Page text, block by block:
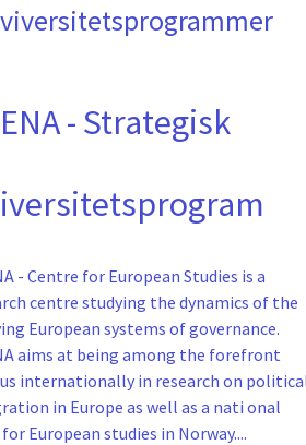
- Strategisk
- Centre for European Studies is a
centre studying the dynamics of the
European systems of governance.
aims at being among the forefront
internationally in research on
in Europe as well as a nati onal
European studies in Norway....